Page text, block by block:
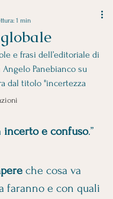
1 min
e frasi dell’editoriale di
Panebianco su
dal titolo "incertezza
incerto e confuso.”
che cosa va
faranno e con quali